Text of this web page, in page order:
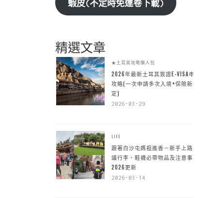
蝦皮(不定時免運卷下載)
精選文章
★土耳其攻略懶人包
2026年最新土耳其簽證E-VISA申請
攻略(一次申請多次入境+保險新規
定)
2026-03-29
LIFE
跟著白沙屯媽祖進香－新手上路建
議行李、鞋襪必帶物品及注意事項
2026更新
2026-03-14